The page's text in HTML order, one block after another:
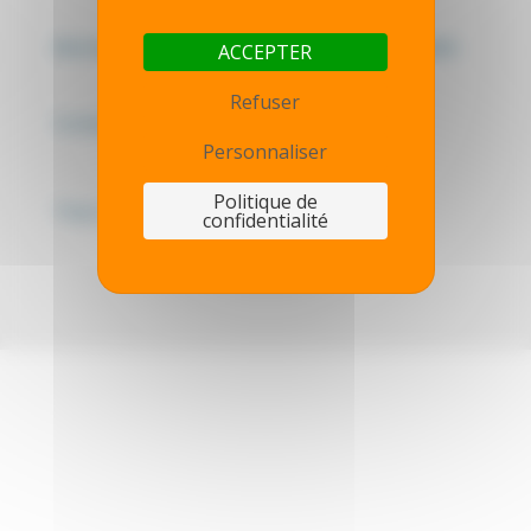
Mentions légales - Politique de confidentialité
ACCEPTER
Refuser
Personnaliser
Politique de
confidentialité